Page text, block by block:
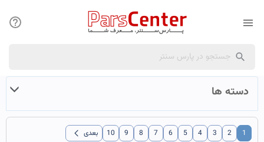
دسته ها
1
2
3
4
5
6
7
8
9
10 بعدی chevron_left